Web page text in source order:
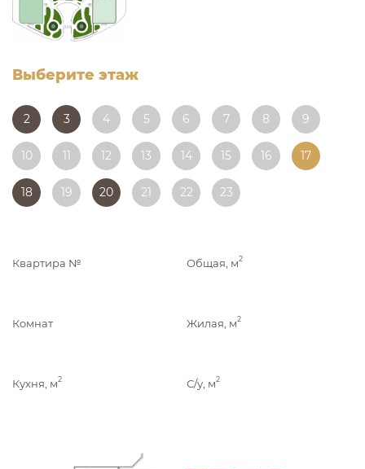
Выберите этаж
2 3 4 5 6 7 8 9
10 11 12 13 14 15 16 17
18 19 20 21 22 23
Квартира № Общая, м2
Комнат Жилая, м2
Кухня, м2 С/у, м2